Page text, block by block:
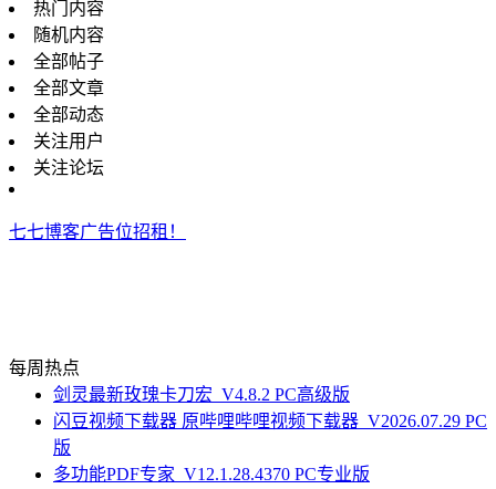
热门内容
随机内容
全部帖子
全部文章
全部动态
关注用户
关注论坛
七七博客广告位招租！
每周热点
剑灵最新玫瑰卡刀宏_V4.8.2 PC高级版
闪豆视频下载器 原哔哩哔哩视频下载器_V2026.07.29 PC
版
多功能PDF专家_V12.1.28.4370 PC专业版